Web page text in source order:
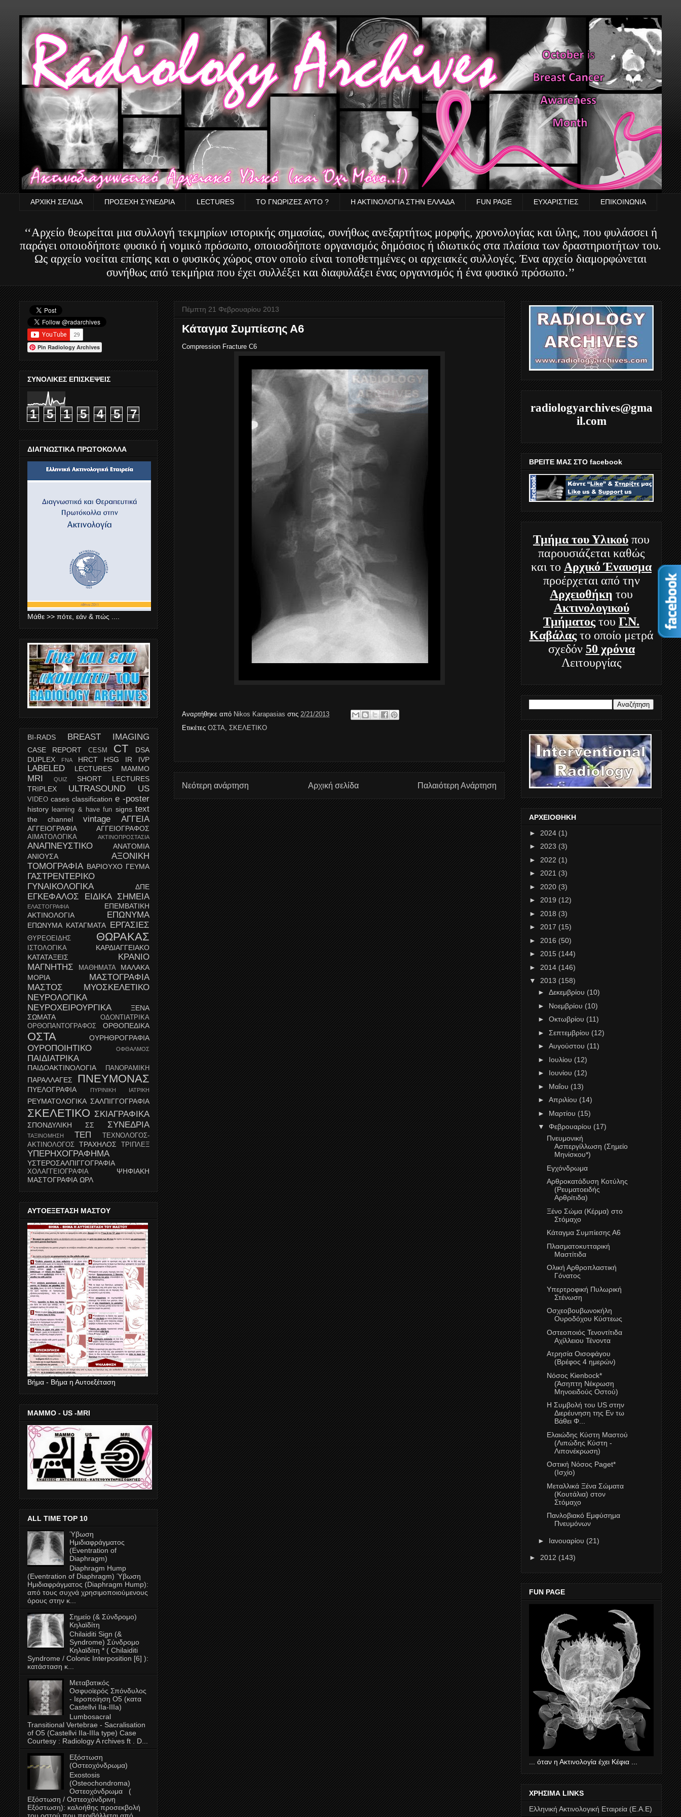
ΑΡΧΙΚΗ ΣΕΛΙΔΑ ΠΡΟΣΕΧΗ ΣΥΝΕΔΡΙΑ LECTURES ΤΟ ΓΝΩΡΙΖΕΣ ΑΥΤΟ ? Η ΑΚΤΙΝΟΛΟΓΙΑ ΣΤΗΝ ΕΛΛΑΔΑ FUN PAGE ΕΥΧΑΡΙΣΤΙΕΣ ΕΠΙΚΟΙΝΩΝΙΑ
‘‘Αρχείο θεωρείται μια συλλογή τεκμηρίων ιστορικής σημασίας, συνήθως ανεξαρτήτως μορφής, χρονολογίας και ύλης, που φυλάσσει ή
παράγει οποιοδήποτε φυσικό ή νομικό πρόσωπο, οποιοσδήποτε οργανισμός δημόσιος ή ιδιωτικός στα πλαίσια των δραστηριοτήτων του.
Ως αρχείο νοείται επίσης και ο φυσικός χώρος στον οποίο είναι τοποθετημένες οι αρχειακές συλλογές. Ένα αρχείο διαμορφώνεται
συνήθως από τεκμήρια που έχει συλλέξει και διαφυλάξει ένας οργανισμός ή ένα φυσικό πρόσωπο.’’
Πέμπτη 21 Φεβρουαρίου 2013
Κάταγμα Συμπίεσης Α6
Compression Fracture C6
Αναρτήθηκε από Nikos Karapasias στις 2/21/2013
Ετικέτες ΟΣΤΑ ΣΚΕΛΕΤΙΚΟ
Νεότερη ανάρτηση Παλαιότερη Ανάρτηση
Αρχική σελίδα
Pin Radiology Archives
ΣΥΝΟΛΙΚΕΣ ΕΠΙΣΚΕΨΕΙΣ
1 5 1 5 4 5 7
ΔΙΑΓΝΩΣΤΙΚΑ ΠΡΩΤΟΚΟΛΛΑ
Μάθε >> πότε, εάν & πώς ....
BI-RADS BREAST IMAGING
CASE REPORT CESM CT
DSA
DUPLEX
FNA HRCT HSG IR IVP
LABELED LECTURES MAMMO
MRI QUIZ
SHORT LECTURES
TRIPLEX
ULTRASOUND US
VIDEO cases classification e -poster
history learning & have fun signs text
the channel vintage ΑΓΓΕΙΑ
ΑΓΓΕΙΟΓΡΑΦΙΑ ΑΓΓΕΙΟΓΡΑΦΟΣ
ΑΙΜΑΤΟΛΟΓΙΚΑ ΑΚΤΙΝΟΠΡΟΣΤΑΣΙΑ
ΑΝΑΠΝΕΥΣΤΙΚΟ
ΑΝΑΤΟΜΙΑ
ΑΝΙΟΥΣΑ
ΑΞΟΝΙΚΗ
ΤΟΜΟΓΡΑΦΙΑ ΒΑΡΙΟΥΧΟ ΓΕΥΜΑ
ΓΑΣΤΡΕΝΤΕΡΙΚΟ
ΓΥΝΑΙΚΟΛΟΓΙΚΑ
ΔΠΕ
ΕΓΚΕΦΑΛΟΣ ΕΙΔΙΚΑ ΣΗΜΕΙΑ
ΕΛΑΣΤΟΓΡΑΦΙΑ
ΕΠΕΜΒΑΤΙΚΗ
ΑΚΤΙΝΟΛΟΓΙΑ
ΕΠΩΝΥΜΑ
ΕΠΩΝΥΜΑ ΚΑΤΑΓΜΑΤΑ ΕΡΓΑΣΙΕΣ
ΘΥΡΕΟΕΙΔΗΣ ΘΩΡΑΚΑΣ
ΙΣΤΟΛΟΓΙΚΑ
ΚΑΡΔΙΑΓΓΕΙΑΚΟ
ΚΑΤΑΤΑΞΕΙΣ
ΚΡΑΝΙΟ
ΜΑΓΝΗΤΗΣ
ΜΑΘΗΜΑΤΑ
ΜΑΛΑΚΑ
ΜΟΡΙΑ
ΜΑΣΤΟΓΡΑΦΙΑ
ΜΑΣΤΟΣ
ΜΥΟΣΚΕΛΕΤΙΚΟ
ΝΕΥΡΟΛΟΓΙΚΑ
ΝΕΥΡΟΧΕΙΡΟΥΡΓΙΚΑ
ΞΕΝΑ
ΣΩΜΑΤΑ
ΟΔΟΝΤΙΑΤΡΙΚΑ
ΟΡΘΟΠΑΝΤΟΓΡΑΦΟΣ
ΟΡΘΟΠΕΔΙΚΑ
ΟΣΤΑ ΟΥΡΗΘΡΟΓΡΑΦΙΑ
ΟΥΡΟΠΟΙΗΤΙΚΟ ΟΦΘΑΛΜΟΣ
ΠΑΙΔΙΑΤΡΙΚΑ
ΠΑΙΔΟΑΚΤΙΝΟΛΟΓΙΑ ΠΑΝΟΡΑΜΙΚΗ
ΠΑΡΑΛΛΑΓΕΣ ΠΝΕΥΜΟΝΑΣ
ΠΥΕΛΟΓΡΑΦΙΑ ΠΥΡΙΝΙΚΗ ΙΑΤΡΙΚΗ
ΡΕΥΜΑΤΟΛΟΓΙΚΑ ΣΑΛΠΙΓΓΟΓΡΑΦΙΑ
ΣΚΕΛΕΤΙΚΟ ΣΚΙΑΓΡΑΦΙΚΑ
ΣΠΟΝΔΥΛΙΚΗ ΣΣ ΣΥΝΕΔΡΙΑ
ΤΑΞΙΝΟΜΗΣΗ ΤΕΠ
ΤΕΧΝΟΛΟΓΟΣ-
ΑΚΤΙΝΟΛΟΓΟΣ
ΤΡΑΧΗΛΟΣ ΤΡΙΠΛΕΞ
ΥΠΕΡΗΧΟΓΡΑΦΗΜΑ
ΥΣΤΕΡΟΣΑΛΠΙΓΓΟΓΡΑΦΙΑ
ΧΟΛΑΓΓΕΙΟΓΡΑΦΙΑ
ΨΗΦΙΑΚΗ
ΜΑΣΤΟΓΡΑΦΙΑ ΩΡΛ
ΑΥΤΟΕΞΕΤΑΣΗ ΜΑΣΤΟΥ
Βήμα - Βήμα η Αυτοεξέταση
ΜΑΜΜΟ - US -MRI
ALL TIME TOP 10
Ύβωση
Ημιδιαφράγματος
(Eventration of
Diaphragm)
Diaphragm Hump
(Eventration of Diaphragm) Ύβωση
Ημιδιαφράγματος (Diaphragm Ηump):
από τους συχνά χρησιμοποιούμενους
όρους στην κ...
Σημείο (& Σύνδρομο)
Κηλαϊδίτη
Chilaiditi Sign (&
Syndrome) Σύνδρομο
Κηλαϊδίτη * ( Chilaiditi
Syndrome / Colonic Interposition [6] ):
κατάσταση κ...
Μεταβατικός
Oσφυοϊερός Σπόνδυλος
- Ιεροποίηση Ο5 (κατα
Castellvi IIa-ΙΙΙa)
Lumbosacral
Transitional Vertebrae - Sacralisation
of O5 (Castellvi IIa-IIIa type) Case
Courtesy : Radiology A rchives ft . D...
Εξόστωση
(Οστεοχόνδρωμα)
Exostosis
(Οsteochondroma)
Οστεοχόνδρωμα (
Εξόστωση / Οστεοχόνδρινη
Εξόστωση): καλοήθης προσεκβολή
radiologyarchives@gma
il.com
ΒΡΕΙΤΕ ΜΑΣ ΣΤΟ facebook
Τμήμα του Υλικού που
παρουσιάζεται καθώς
και το Αρχικό Έναυσμα
προέρχεται από την
Αρχειοθήκη του
Ακτινολογικού
Τμήματος του Γ.Ν.
Καβάλαςτο οποίο μετρά
σχεδόν 50 χρόνια
Λειτουργίας
ΑΡΧΕΙΟΘΗΚΗ
► 2024 (1)
► 2023 (3)
► 2022 (1)
► 2021 (3)
► 2020 (3)
► 2019 (12)
► 2018 (3)
► 2017 (15)
► 2016 (50)
► 2015 (144)
► 2014 (146)
▼ 2013 (158)
► Δεκεμβρίου (10)
► Νοεμβρίου (10)
► Οκτωβρίου (11)
► Σεπτεμβρίου (12)
► Αυγούστου (11)
► Ιουλίου (12)
► Ιουνίου (12)
► Μαΐου (13)
► Απριλίου (14)
► Μαρτίου (15)
▼ Φεβρουαρίου (17)
Πνευμονική
Ασπεργίλλωση (Σημείο
Μηνίσκου*)
Εγχόνδρωμα
Αρθροκατάδυση Κοτύλης
(Ρευματοειδής
Αρθρίτιδα)
Ξένο Σώμα (Κέρμα) στο
Στόμαχο
Κάταγμα Συμπίεσης Α6
Πλασματοκυτταρική
Mαστίτιδα
Ολική Αρθροπλαστική
Γόνατος
Υπερτροφική Πυλωρική
Στένωση
Οσχεοβουβωνοκήλη
Ουροδόχου Κύστεως
Οστεοποιός Τενοντίτιδα
Αχίλλειου Τένοντα
Ατρησία Οισοφάγου
(Βρέφος 4 ημερών)
Νόσος Kienbock*
(Άσηπτη Νέκρωση
Μηνοειδούς Οστού)
Η Συμβολή του US στην
Διερέυνηση της Εν τω
Βάθει Φ...
Ελαιώδης Κύστη Μαστού
(Λιπώδης Κύστη -
Λιπονέκρωση)
Οστική Νόσος Paget*
(Ισχίο)
Μεταλλικά Ξένα Σώματα
(Κουτάλια) στον
Στόμαχο
Πανλοβιακό Εμφύσημα
Πνευμόνων
► Ιανουαρίου (21)
► 2012 (143)
FUN PAGE
... όταν η Ακτινολογία έχει Κέφια ...
ΧΡΗΣΙΜΑ LINKS
Ελληνική Ακτινολογική Εταιρεία (Ε.Α.Ε)